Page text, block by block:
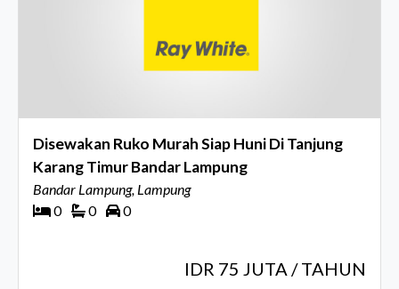
Disewakan Ruko Murah Siap Huni Di Tanjung
Karang Timur Bandar Lampung
Bandar Lampung, Lampung
0
0 0
IDR 75 JUTA / TAHUN